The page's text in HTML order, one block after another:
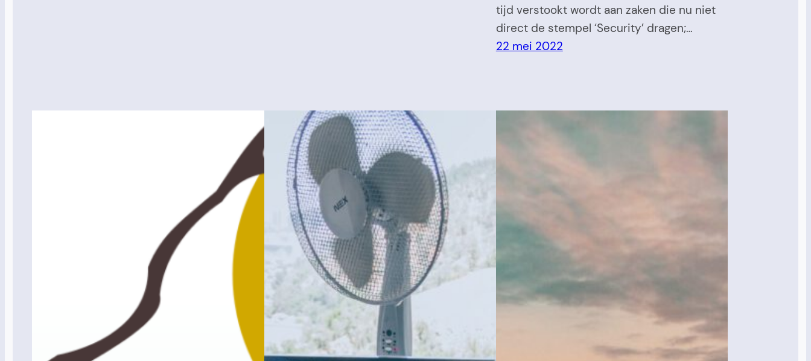
tijd verstookt wordt aan zaken die nu niet
direct de stempel ‘Security’ dragen;…
22 mei 2022